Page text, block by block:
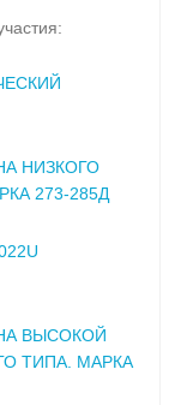
НИЗКОГО
273-285Д
ВЫСОКОЙ
ТИПА. МАРКА